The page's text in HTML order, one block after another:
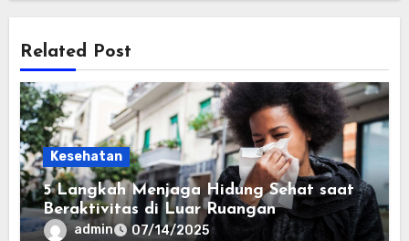
Related Post
Kesehatan
5 Langkah Menjaga Hidung Sehat saat
Beraktivitas di Luar Ruangan
admin 07/14/2025